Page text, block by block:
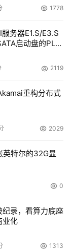
1778
务器E1.S/E3.S
启动盘的PLP
2119
重构分布式
2029
特尔的32G显
0
纪录，看算力底座
业化
1313